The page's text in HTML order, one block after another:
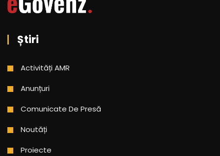
Știri
Activități AMR
Anunțuri
Comunicate De Presă
Noutăți
Proiecte